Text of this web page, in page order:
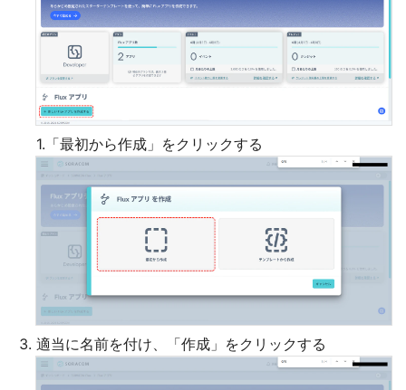
1.「最初から作成」をクリックする
適当に名前を付け、「作成」をクリックする